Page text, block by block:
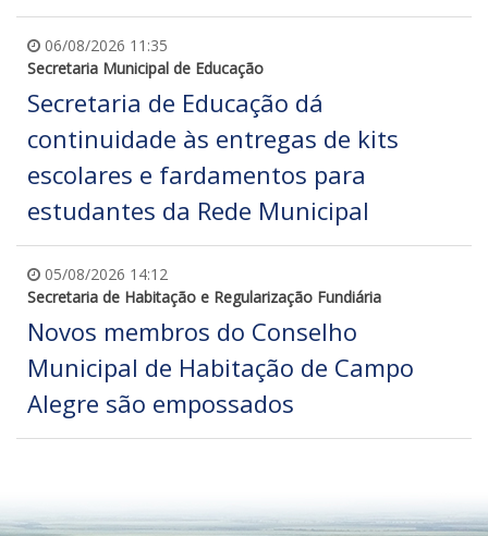
06/08/2026 11:35
Secretaria Municipal de Educação
Secretaria de Educação dá
continuidade às entregas de kits
escolares e fardamentos para
estudantes da Rede Municipal
05/08/2026 14:12
Secretaria de Habitação e Regularização Fundiária
Novos membros do Conselho
Municipal de Habitação de Campo
Alegre são empossados